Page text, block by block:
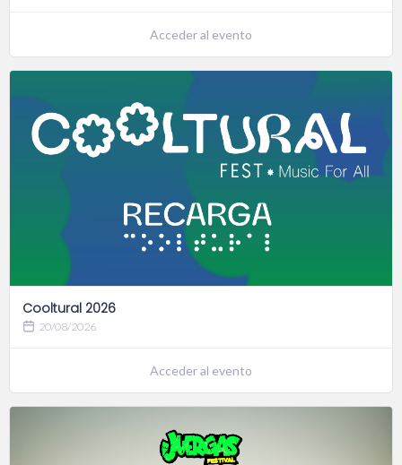
Acceder al evento
Cooltural 2026
20/08/2026
Acceder al evento